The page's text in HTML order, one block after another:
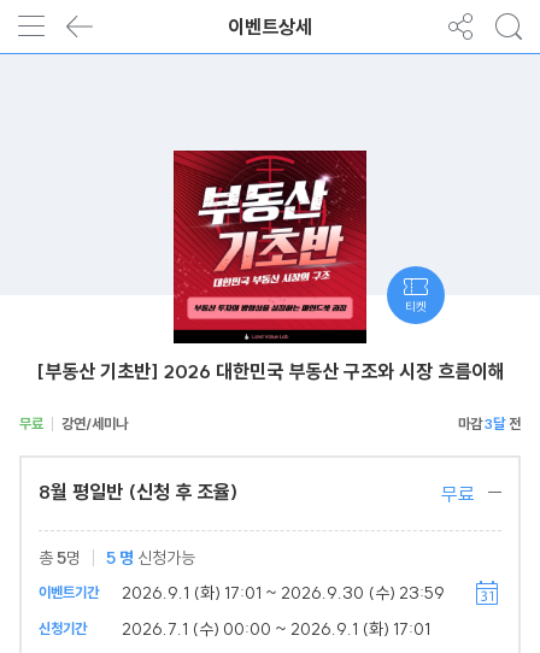
이벤트상세
[부동산 기초반] 2026 대한민국 부동산 구조와 시장 흐름이해
무료 강연/세미나 3달
8월 평일반 (신청 후 조율) 무료
총5명 5 명 신청가능
이벤트기간 2026.9.1 (화) 17:01 ~ 2026.9.30 (수) 23:59
신청기간 2026.7.1 (수) 00:00 ~ 2026.9.1 (화) 17:01
티켓